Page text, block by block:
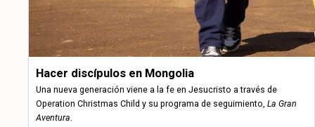
Hacer discípulos en Mongolia
Una nueva generación viene a la fe en Jesucristo a través de
Operation Christmas Child y su programa de seguimiento,La Gran
Aventura